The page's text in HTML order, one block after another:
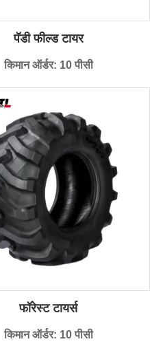
पॅडी फील्ड टायर
किमान ऑर्डर: 10 पीसी
फॉरेस्ट टायर्स
किमान ऑर्डर: 10 पीसी